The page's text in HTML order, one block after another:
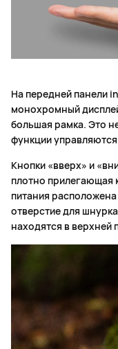
На передней панели
монохромный
большая рамка. Это
функции
Кнопки «вверх» и
плотно прилегающая
питания
отверстие для
находятся в верхней